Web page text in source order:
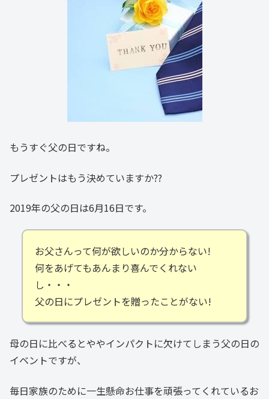
もうすぐ父の日ですね。
プレゼントはもう決めていますか??
2019年の父の日は6月16日です。
お父さんって何が欲しいのか分からない!
何をあげてもあんまり喜んでくれない
し・・・
父の日にプレゼントを贈ったことがない!
母の日に比べるとややインパクトに欠けてしまう父の日の
イベントですが、
毎日家族のために一生懸命お仕事を頑張ってくれているお